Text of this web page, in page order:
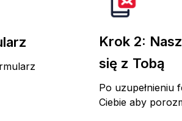
Krok 2:
się z Tobą
Po uzupełnieniu
Ciebie aby